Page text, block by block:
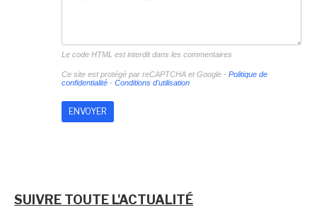
Le code HTML est interdit dans les commentaires
Ce site est protégé par reCAPTCHA et Google - Politique de
confidentialité- Conditions d'utilisation
SUIVRE TOUTE L'ACTUALITÉ